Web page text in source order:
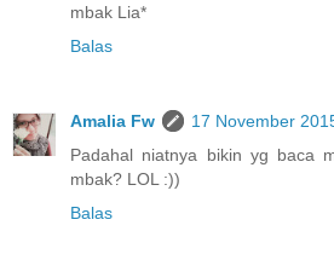
mbak Lia*
Balas
Amalia Fw
17 November
Padahal niatnya bikin yg baca
mbak? LOL :))
Balas